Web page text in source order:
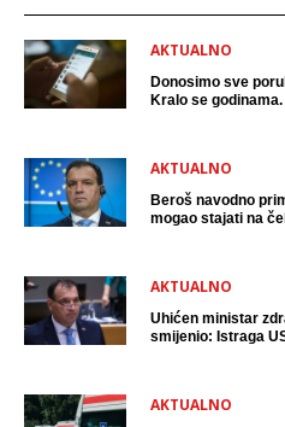
AKTUALNO
Donosimo sve
Kralo se
AKTUALNO
Beroš navodno
mogao stajati na
AKTUALNO
Uhićen ministar
smijenio: Istraga
AKTUALNO